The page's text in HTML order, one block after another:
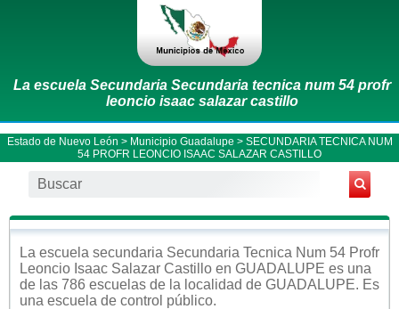
La escuela Secundaria Secundaria tecnica num 54 profr
leoncio isaac salazar castillo
Estado de Nuevo León > Municipio Guadalupe > SECUNDARIA TECNICA NUM
54 PROFR LEONCIO ISAAC SALAZAR CASTILLO
La escuela secundaria Secundaria Tecnica Num 54 Profr
Leoncio Isaac Salazar Castillo en GUADALUPE es una
de las 786 escuelas de la localidad de GUADALUPE. Es
una escuela de control público.